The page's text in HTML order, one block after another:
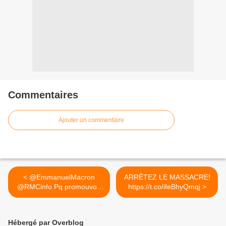
Commentaires
Ajouter un commentaire
< @EmmanuelMacron
@RMCinfo Pq promouvoir
le jeune...
ARRÊTEZ LE MASSACRE!
https://t.co/ifeBhyQmqj >
Hébergé par Overblog